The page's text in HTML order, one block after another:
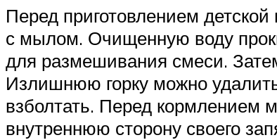
Перед приготовлением
с мылом. Очищенную воду
для размешивания смеси.
Излишнюю горку можно
взболтать. Перед кормлением
внутреннюю сторону своего